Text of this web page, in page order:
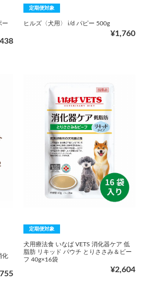
ー
定期便対象
ヒルズ〈犬用〉 i/d パピー 500g
¥1,760
化
定期便対象
犬用療法食 いなば VETS 消化器ケア 低
脂肪 リキッド パウチ とりささみ＆ビー
フ 40g×16袋
¥2,604